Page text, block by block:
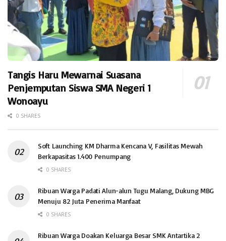
Tangis Haru Mewarnai Suasana
Penjemputan Siswa SMA Negeri 1
Wonoayu
0 SHARES
Soft Launching KM Dharma Kencana V, Fasilitas Mewah
Berkapasitas 1.400 Penumpang
0 SHARES
Ribuan Warga Padati Alun-alun Tugu Malang, Dukung MBG
Menuju 82 Juta Penerima Manfaat
0 SHARES
Ribuan Warga Doakan Keluarga Besar SMK Antartika 2